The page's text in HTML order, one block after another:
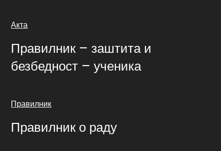
Акта
Правилник – заштита и
безбедност – ученика
Правилник
Правилник о раду